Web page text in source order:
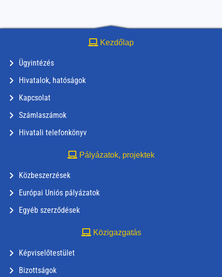
Kezdőlap
Ügyintézés
Hivatalok, hatóságok
Kapcsolat
Számlaszámok
Hivatali telefonkönyv
Pályázatok, projektek
Közbeszerzések
Európai Uniós pályázatok
Egyéb szerződések
Közigazgatás
Képviselőtestület
Bizottságok